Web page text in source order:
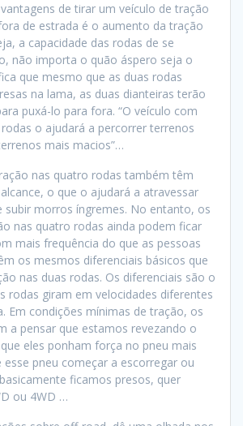
de tirar um veículo de tração
de estrada é o aumento da tração
a capacidade das rodas de se
não importa o quão áspero seja o
que mesmo que as duas rodas
na lama, as duas dianteiras terão
puxá-lo para fora. “O veículo com
o ajudará a percorrer terrenos
mais macios”…
nas quatro rodas também têm
o que o ajudará a atravessar
subir morros íngremes. No entanto, os
nas quatro rodas ainda podem ficar
mais frequência do que as pessoas
os mesmos diferenciais básicos que
nas duas rodas. Os diferenciais são o
rodas giram em velocidades diferentes
Em condições mínimas de tração, os
a pensar que estamos revezando o
eles ponham força no pneu mais
pneu começar a escorregar ou
ficamos presos, quer
ou 4WD …